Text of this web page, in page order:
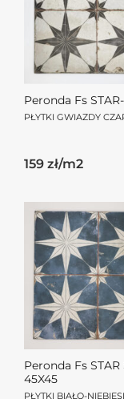
Peronda Fs
PŁYTKI GWIAZDY
159 zł/m2
Peronda Fs STAR
45X45
PŁYTKI BIAŁO-